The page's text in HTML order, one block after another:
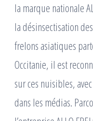
la marque nationale
la désinsectisation
frelons asiatiques
Occitanie, il est
sur ces nuisibles,
dans les médias.